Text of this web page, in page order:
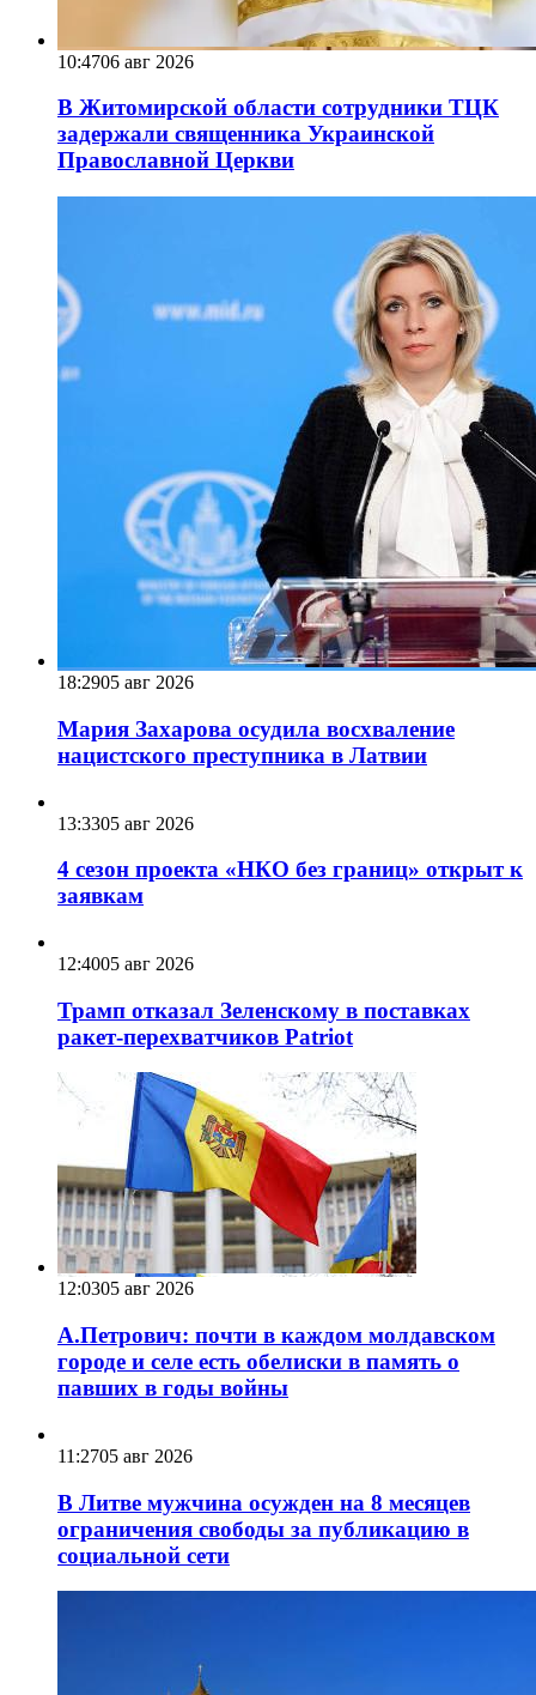
10:4706 авг 2026
В Житомирской области сотрудники ТЦК
задержали священника Украинской
Православной Церкви
18:2905 авг 2026
Мария Захарова осудила восхваление
нацистского преступника в Латвии
13:3305 авг 2026
4 сезон проекта «НКО без границ» открыт к
заявкам
12:4005 авг 2026
Трамп отказал Зеленскому в поставках
ракет-перехватчиков Patriot
12:0305 авг 2026
А.Петрович: почти в каждом молдавском
городе и селе есть обелиски в память о
павших в годы войны
11:2705 авг 2026
В Литве мужчина осужден на 8 месяцев
ограничения свободы за публикацию в
социальной сети